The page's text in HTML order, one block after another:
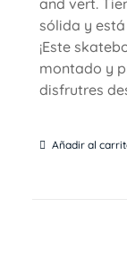
sólida y
¡Este
montado y
disfrutres
Añadir al